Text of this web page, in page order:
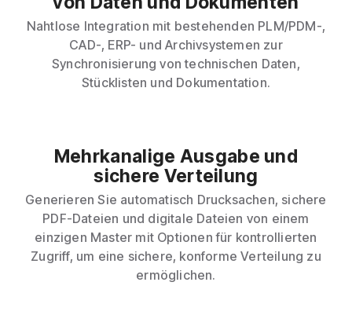
Nahtlose Integration mit bestehenden PLM/PDM-,
CAD-, ERP- und Archivsystemen zur
Synchronisierung von technischen Daten,
Stücklisten und Dokumentation.
Mehrkanalige Ausgabe und
sichere Verteilung
Generieren Sie automatisch Drucksachen, sichere
PDF-Dateien und digitale Dateien von einem
einzigen Master mit Optionen für kontrollierten
Zugriff, um eine sichere, konforme Verteilung zu
ermöglichen.